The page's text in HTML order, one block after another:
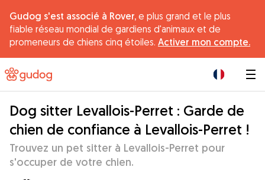
Gudog s'est associé à Rover, e plus grand et le plus
fiable réseau mondial de gardiens d'animaux et de
promeneurs de chiens cinq étoiles. Activer mon compte.
Dog sitter Levallois-Perret : Garde de
chien de confiance à Levallois-Perret !
Trouvez un pet sitter à Levallois-Perret pour
s'occuper de votre chien.